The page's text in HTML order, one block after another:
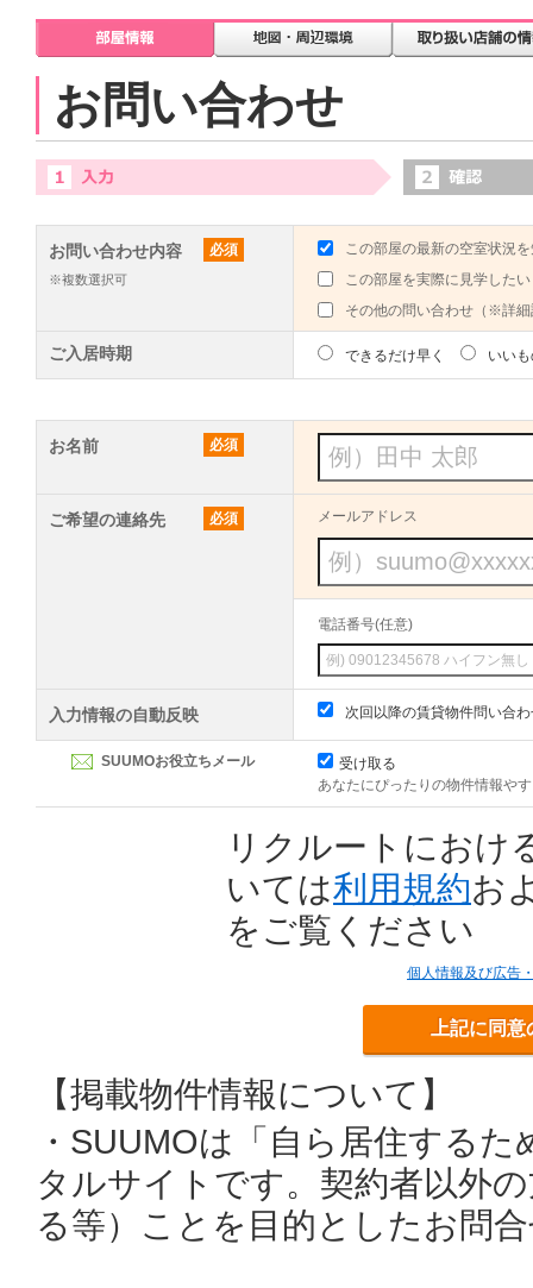
お問い合わせ
お問い合わせ内容 必須
※複数選択可
この部屋の最新の空室状況
この部屋を実際に見学したい
その他の問い合わせ（※詳
ご入居時期 できるだけ早く いい
お名前 必須
ご希望の連絡先 必須 メールアドレス
電話番号(任意)
入力情報の自動反映 次回以降の賃貸物件問い合
SUUMOお役立ちメール
受け取る
あなたにぴったりの物件情報や
リクルートにおけ
いては利用規約お
をご覧ください
個人情報及び広告
上記に同
【掲載物件情報について】
・SUUMOは「自ら居住する
タルサイトです。契約者以外
る等）ことを目的としたお問